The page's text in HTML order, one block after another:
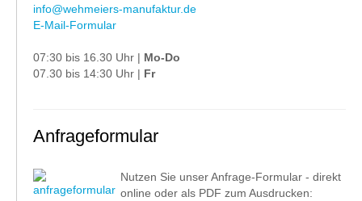
info@wehmeiers-manufaktur.de
E-Mail-Formular
07:30 bis 16.30 Uhr | Mo-Do
07.30 bis 14:30 Uhr | Fr
Anfrageformular
Nutzen Sie unser Anfrage-Formular - direkt
online oder als PDF zum Ausdrucken: